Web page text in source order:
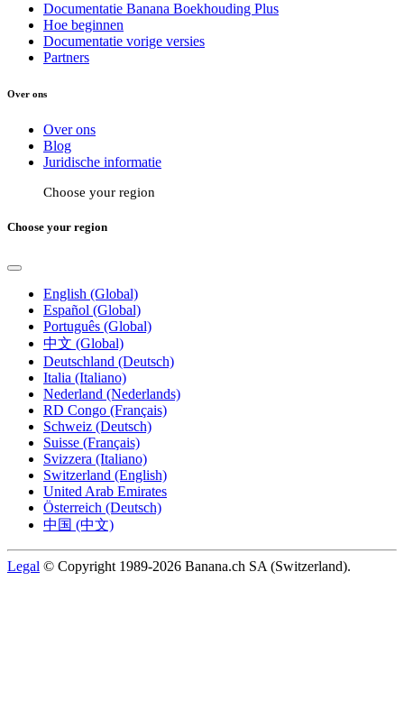
Documentatie Banana Boekhouding Plus
Hoe beginnen
Documentatie vorige versies
Partners
Over ons
Over ons
Blog
Juridische informatie
Choose your region
Choose your region
English (Global)
Español (Global)
Português (Global)
中文 (Global)
Deutschland (Deutsch)
Italia (Italiano)
Nederland (Nederlands)
RD Congo (Français)
Schweiz (Deutsch)
Suisse (Français)
Svizzera (Italiano)
Switzerland (English)
United Arab Emirates
Österreich (Deutsch)
中国 (中文)
Legal © Copyright 1989-2026 Banana.ch SA (Switzerland).